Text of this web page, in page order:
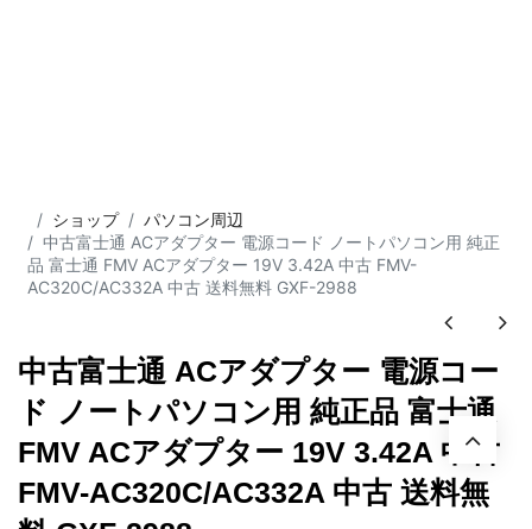
ショップ
パソコン周辺
中古富士通 ACアダプター 電源コード ノートパソコン用 純正
品 富士通 FMV ACアダプター 19V 3.42A 中古 FMV-
AC320C/AC332A 中古 送料無料 GXF-2988
中古富士通 ACアダプター 電源コー
ド ノートパソコン用 純正品 富士通
FMV ACアダプター 19V 3.42A 中古
FMV-AC320C/AC332A 中古 送料無